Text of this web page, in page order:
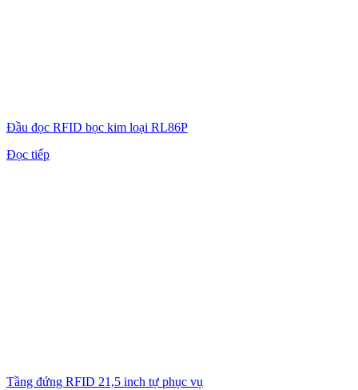
Đầu đọc RFID bọc kim loại RL86P
Đọc tiếp
Tầng đứng RFID 21,5 inch tự phục vụ